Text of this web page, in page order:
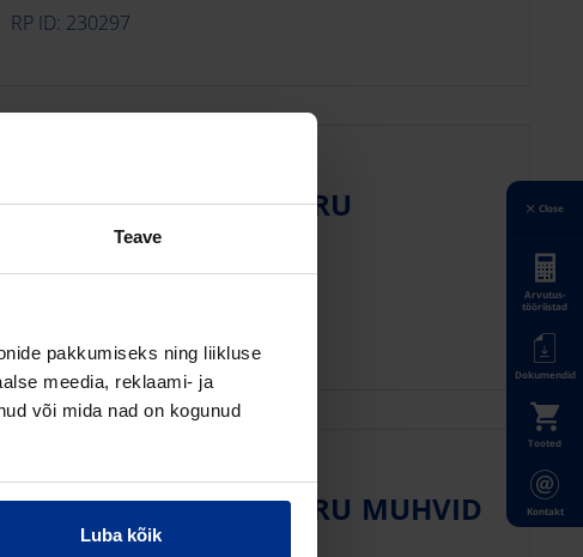
Teave
pakkumiseks ning liikluse
meedia, reklaami- ja
või mida nad on kogunud
Luba kõik
RP ID: 230297
INSTALLATSIOONITORU
KLAMBRID
Stabiilne paigaldus
PVC UV-KINDLAD
INSTALLATSIOONITORU MUHVID
Close
Arvutus-
tööriistad
Dokumendid
Tooted
Kontakt